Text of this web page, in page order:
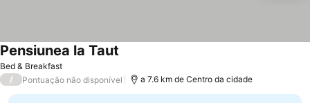
Bed & Breakfast
Pensiunea la Taut
/ Pontuação não disponível a 7.6 km de Centro da cidade